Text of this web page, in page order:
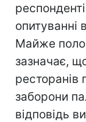
опитуванні
Майже
зазначає,
ресторанів
заборони
відповідь